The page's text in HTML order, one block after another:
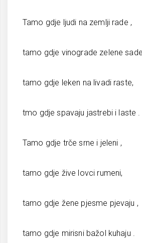
Tamo gdje ljudi na zemlji rade ,
tamo gdje vinograde zelene
tamo gdje leken na livadi raste,
tmo gdje spavaju jastrebi i laste .
Tamo gdje trče srne i jeleni ,
tamo gdje žive lovci rumeni,
tamo gdje žene pjesme pjevaju ,
tamo gdje mirisni bažol kuhaju .